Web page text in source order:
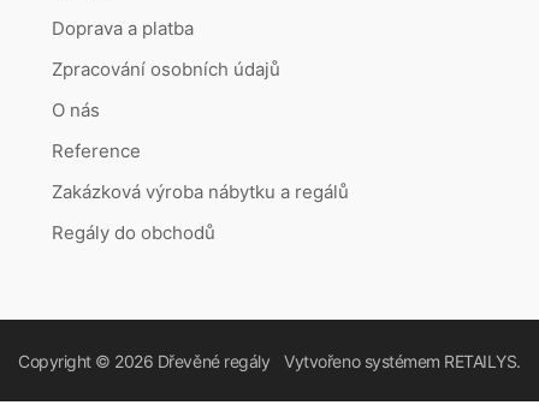
Doprava a platba
Zpracování osobních údajů
O nás
Reference
Zakázková výroba nábytku a regálů
Regály do obchodů
Copyright © 2026 Dřevěné regály Vytvořeno systémem RETAILYS.